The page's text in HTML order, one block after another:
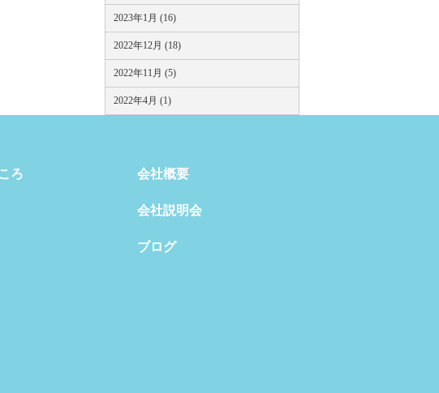
2023年1月 (16)
2022年12月 (18)
2022年11月 (5)
2022年4月 (1)
ろ 会社概要
会社説明会
ブログ